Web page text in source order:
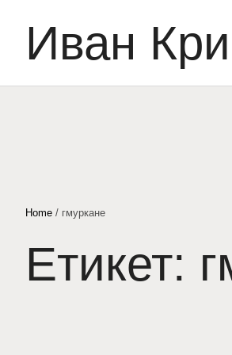
Иван
Home / гмуркане
Етикет: